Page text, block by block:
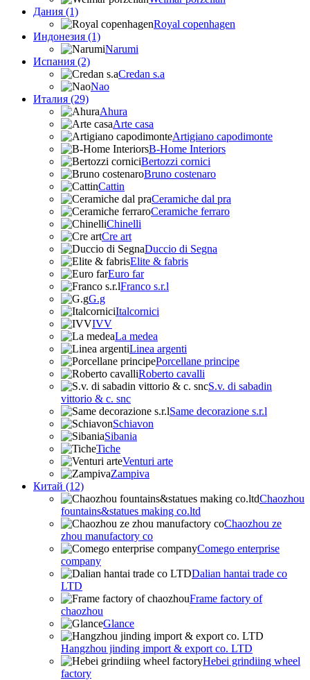
Дания (1)
Royal copenhagen
Индонезия (1)
Narumi
Испания (2)
Credan s.a
Nao
Италия (29)
Ahura
Arte casa
Artigiano capodimonte
B-Home Interiors
Bertozzi cornici
Bruno costenaro
Cattin
Ceramiche dal pra
Ceramiche ferraro
Chinelli
Cre art
Duccio di Segna
Elite & fabris
Euro far
Franco s.r.l
G.g
Italcornici
IVV
La medea
Linea argenti
Porcellane principe
Roberto cavalli
S.v. di sabadin
vittorio & c. snc
Same decorazione s.r.l
Schiavon
Sibania
Tiche
Venturi arte
Zampiva
Китай (12)
Chaozhou
fountains&statues making co.ltd
Chaozhou ze
zhou manufactory co
Comego enterprise
company
Dalian hantai trade co
LTD
Frame factory of
chaozhou
Glance
Hangzhou jinding import & export co. LTD
Hebei grindiing wheel
factory